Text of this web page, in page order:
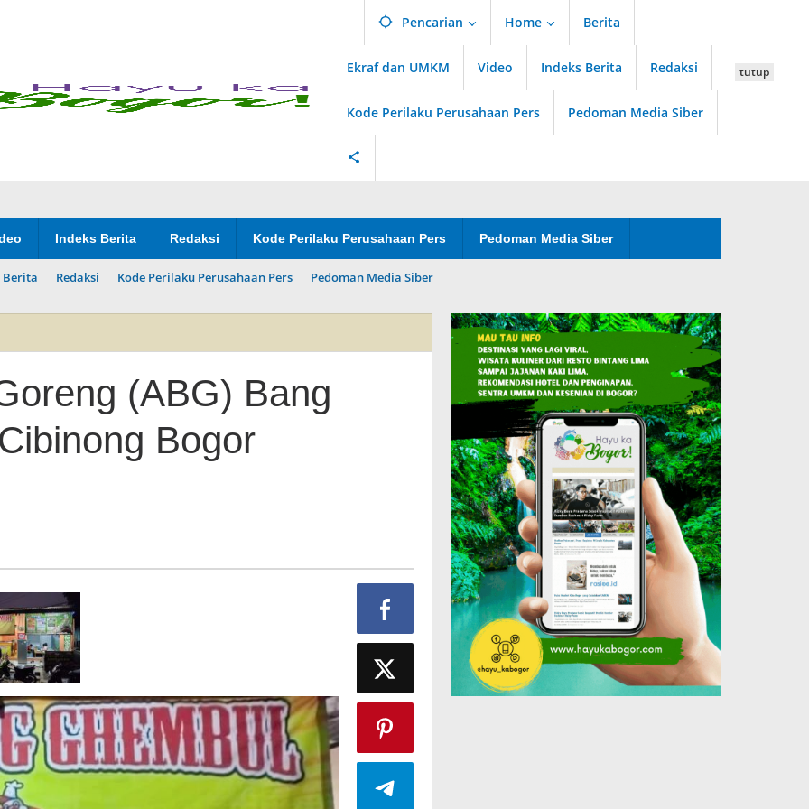
Pencarian Home Berita
Ekraf dan UMKM Video Indeks Berita Redaksi
Kode Perilaku Perusahaan Pers Pedoman Media Siber
Indeks Berita Redaksi Kode Perilaku Perusahaan Pers Pedoman Media Siber
Berita Redaksi Kode Perilaku Perusahaan Pers Pedoman Media Siber
tutup
(ABG) Bang
Bogor